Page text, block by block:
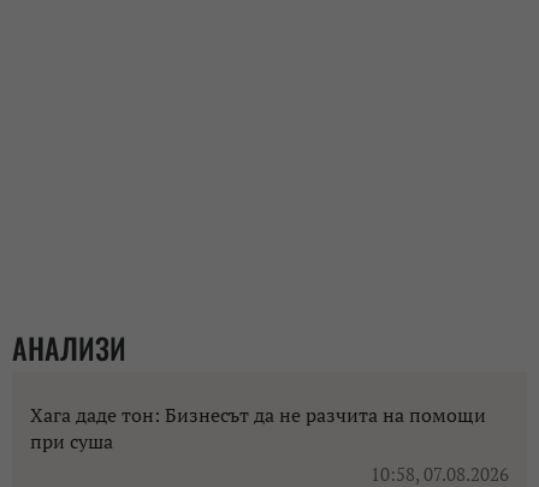
АНАЛИЗИ
Хага даде тон: Бизнесът да не разчита на помощи
при суша
10:58, 07.08.2026